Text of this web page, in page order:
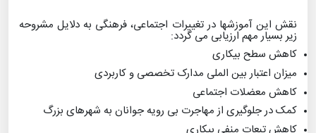
نقش این آموزشها در تغییرات اجتماعی، فرهنگی به دلایل مشروحه
زیر بسیار مهم ارزیابی می گردد:
کاهش سطح بیکاری
میزان اعتبار بین الملی مدارک تخصصی و کاربردی
کاهش معضلات اجتماعی
کمک در جلوگیری از مهاجرت بی رویه جوانان به شهرهای بزرگ